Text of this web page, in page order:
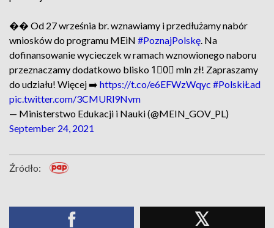
�� Od 27 września br. wznawiamy i przedłużamy nabór
wniosków do programu MEiN #PoznajPolskę. Na
dofinansowanie wycieczek w ramach wznowionego naboru
przeznaczamy dodatkowo blisko 1⃣0⃣ mln zł! Zapraszamy
do udziału! Więcej ➡️ https://t.co/e6EFWzWqyc #PolskiŁad
pic.twitter.com/3CMURl9Nvm
— Ministerstwo Edukacji i Nauki (@MEIN_GOV_PL)
September 24, 2021
Źródło: